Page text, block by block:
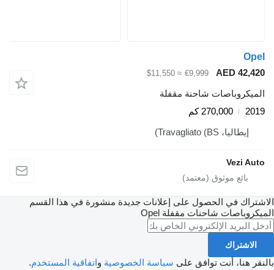
AED
€9,999
≈ $11,550
شاحنة مقفلة
270,000 كم
إيطاليا، Travagliato (BS)
Vezi
في الحصول على إعلانات جديدة منشورة في هذا القسم
شاحنات مقفلة Opel
هنا، أنت توافق على سياسة الخصوصيةواتفاقية المستخدم.